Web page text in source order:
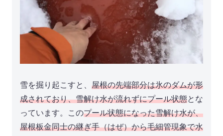
雪を掘り起こすと、 屋根の先端部分は氷のダムが形
成されており、雪解け水が流れずにプール状態とな
っています。このプール状態になった雪解け水が、
屋根板金同士の継ぎ手（はぜ）から毛細管現象で水